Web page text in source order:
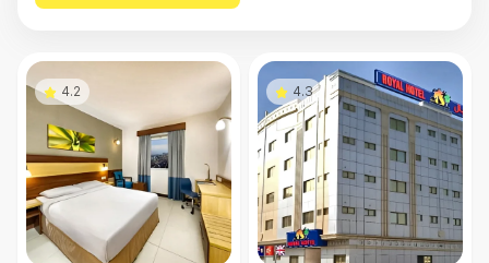
4.2 4.3